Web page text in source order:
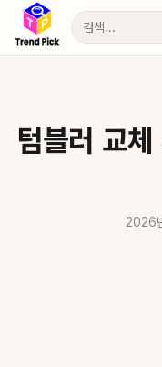
텀블러 교
2026